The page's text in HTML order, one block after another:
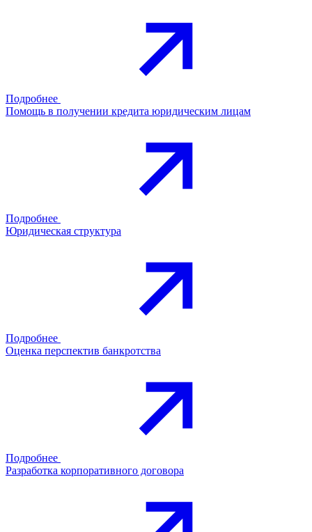
Подробнее
Помощь в получении кредита юридическим лицам
Подробнее
Юридическая структура
Подробнее
Оценка перспектив банкротства
Подробнее
Разработка корпоративного договора